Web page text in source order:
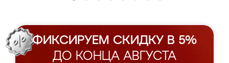
ФИКСИРУЕМ СКИДКУ В 5%
ДО КОНЦА АВГУСТА